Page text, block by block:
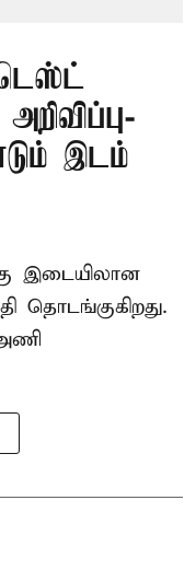
இடம்
இடையிலான
தொடங்குகிறது.